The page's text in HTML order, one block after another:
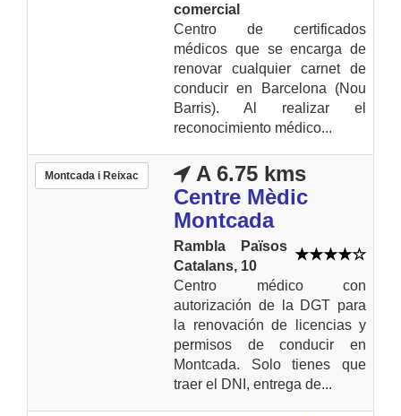
comercial
Centro de certificados
médicos que se encarga de
renovar cualquier carnet de
conducir en Barcelona (Nou
Barris). Al realizar el
reconocimiento médico...
Montcada i Reixac
A 6.75 kms
Centre Mèdic
Montcada
Rambla Països
Catalans, 10
Centro médico con
autorización de la DGT para
la renovación de licencias y
permisos de conducir en
Montcada. Solo tienes que
traer el DNI, entrega de...